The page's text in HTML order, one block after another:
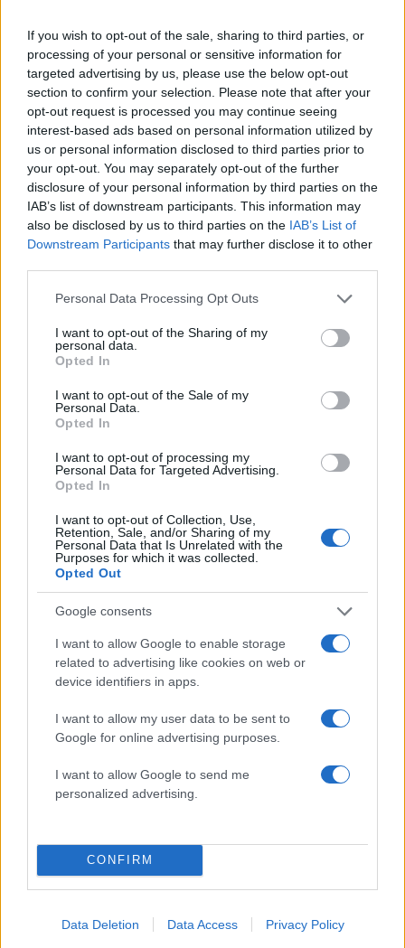
If you wish to opt-out of the sale, sharing to third parties, or
processing of your personal or sensitive information for
targeted advertising by us, please use the below opt-out
section to confirm your selection. Please note that after your
opt-out request is processed you may continue seeing
interest-based ads based on personal information utilized by
us or personal information disclosed to third parties prior to
your opt-out. You may separately opt-out of the further
disclosure of your personal information by third parties on the
IAB’s list of downstream participants. This information may
also be disclosed by us to third parties on the IAB’s List of
Downstream Participants that may further disclose it to other
Please note that this website/app uses one or more Google
not limited to your visit or usage behaviour. You may click to
grant or deny consent to Google and its third-party tags to
use your data for below specified purposes in below Google
consent section.
Personal Data Processing Opt Outs
I want to opt-out of the Sharing of my
personal data.
Opted In
I want to opt-out of the Sale of my
Personal Data.
Opted In
I want to opt-out of processing my
Personal Data for Targeted Advertising.
Opted In
I want to opt-out of Collection, Use,
Retention, Sale, and/or Sharing of my
Personal Data that Is Unrelated with the
Purposes for which it was collected.
Opted Out
Google consents
I want to allow Google to enable storage
related to advertising like cookies on web or
device identifiers in apps.
I want to allow my user data to be sent to
Google for online advertising purposes.
I want to allow Google to send me
personalized advertising.
CONFIRM
Data Deletion Data Access Privacy Policy
Σχόλια
Σχολίασε εδώ
50 /50
Υποβολή σχολίου
Όροι Χρήσης
Πολιτική Απορρήτου&Όροι Χρήσηςτης Google.
ΚΛΕΛΙΑ ΑΝΔΡΙΟΛΑΤΟΥ
Share:
Ακολουθήστε το Νewsit.gr στοGoogle News
ενημερωθείτε πρώτοι για όλη την ειδησεογραφία και τα
Η Ελένη Ράντου θυμάται τη
στιγμή που την τράκαρε με
το αμάξι του ο Βασίλης
Παπακωνσταντίνου
Η Ελένη Μενεγάκη
σε summer mood –
selfies που ανέβασε
Instagram και έδειξε
βέρα της
Πιο δημοφιλή
Έφυγαν οι συνεργάτες, μένει η Μαρία
Καρυστιανού - Η επόμενη μέρα για την